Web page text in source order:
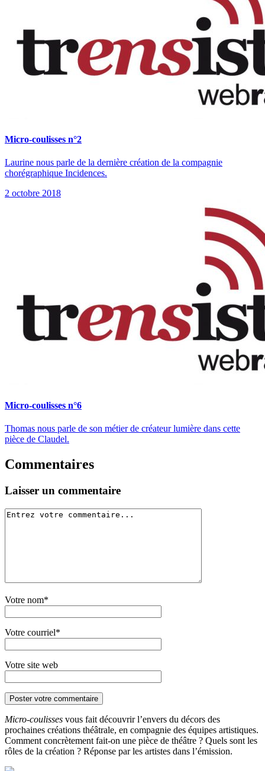
Micro-coulisses n°2
Laurine nous parle de la dernière création de la compagnie
chorégraphique Incidences.
2 octobre 2018
Micro-coulisses n°6
Thomas nous parle de son métier de créateur lumière dans cette
pièce de Claudel.
Commentaires
Laisser un commentaire
Votre nom*
Votre courriel*
Votre site web
Micro-coulisses vous fait découvrir l’envers du décors des
prochaines créations théâtrale, en compagnie des équipes artistiques.
Comment concrètement fait-on une pièce de théâtre ? Quels sont les
rôles de la création ? Réponse par les artistes dans l’émission.